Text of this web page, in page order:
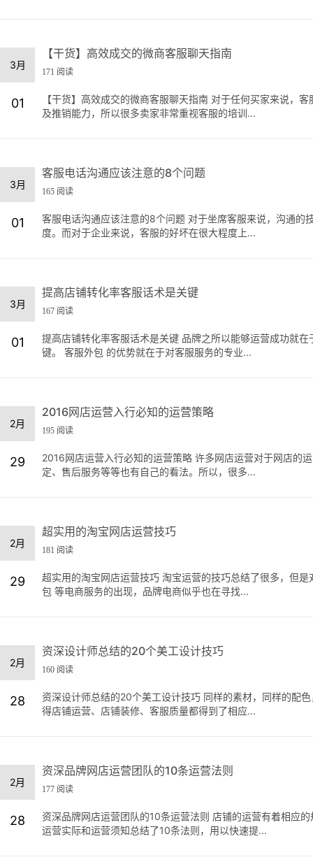
3月
01
【干货】高效成交的微商客服聊天指南
171 阅读
【干货】高效成交的微商客服聊天指南 对于任何买家来说，
及推销能力，所以很多卖家非常重视客服的培训...
3月
01
客服电话沟通应该注意的8个问题
165 阅读
客服电话沟通应该注意的8个问题 对于坐席客服来说，沟通
度。而对于企业来说，客服的好坏在很大程度上...
3月
01
提高店铺转化率客服话术是关键
167 阅读
提高店铺转化率客服话术是关键 品牌之所以能够运营成功就
键。 客服外包 的优势就在于对客服服务的专业...
2月
29
2016网店运营入行必知的运营策略
195 阅读
2016网店运营入行必知的运营策略 许多网店运营对于网店的
定、售后服务等等也有自己的看法。所以，很多...
2月
29
超实用的淘宝网店运营技巧
181 阅读
超实用的淘宝网店运营技巧 淘宝运营的技巧总结了很多，但
包 等电商服务的出现，品牌电商似乎也在寻找...
2月
28
资深设计师总结的20个美工设计技巧
160 阅读
资深设计师总结的20个美工设计技巧 同样的素材，同样的配
得店铺运营、店铺装修、客服质量都得到了相应...
2月
28
资深品牌网店运营团队的10条运营法则
177 阅读
资深品牌网店运营团队的10条运营法则 店铺的运营有着相应
运营实际和运营须知总结了10条法则，用以快速提...